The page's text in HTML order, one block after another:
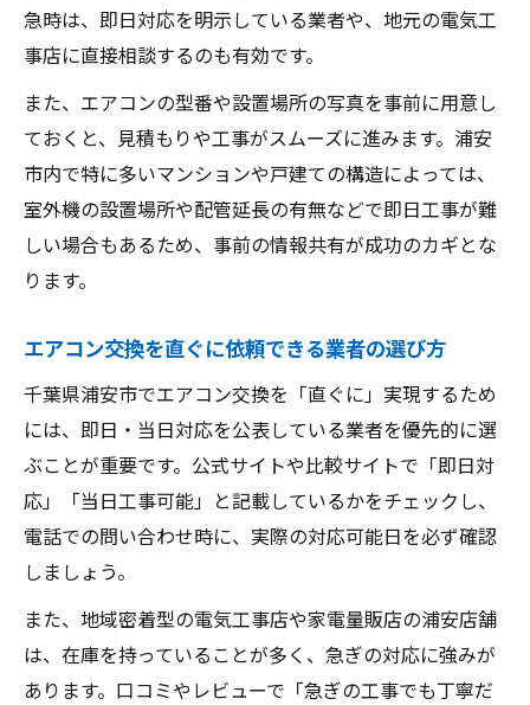
急時は、即日対応を明示している業者や、地元の電気工
事店に直接相談するのも有効です。
また、エアコンの型番や設置場所の写真を事前に用意し
ておくと、見積もりや工事がスムーズに進みます。浦安
市内で特に多いマンションや戸建ての構造によっては、
室外機の設置場所や配管延長の有無などで即日工事が難
しい場合もあるため、事前の情報共有が成功のカギとな
ります。
エアコン交換を直ぐに依頼できる業者の選び方
千葉県浦安市でエアコン交換を「直ぐに」実現するため
には、即日・当日対応を公表している業者を優先的に選
ぶことが重要です。公式サイトや比較サイトで「即日対
応」「当日工事可能」と記載しているかをチェックし、
電話での問い合わせ時に、実際の対応可能日を必ず確認
しましょう。
また、地域密着型の電気工事店や家電量販店の浦安店舗
は、在庫を持っていることが多く、急ぎの対応に強みが
あります。口コミやレビューで「急ぎの工事でも丁寧だ